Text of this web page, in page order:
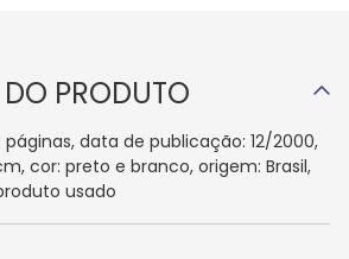
PRODUTO
páginas, data de publicação: 12/2000,
cor: preto e branco, origem: Brasil,
usado